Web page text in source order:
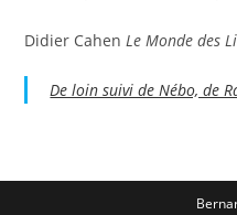
Didier CahenLe Monde des
De loin suivi de Nébo, de